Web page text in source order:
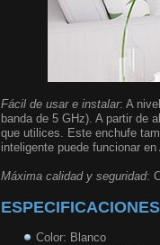
Fácil de usar e instalar: A
banda de 5 GHz). A partir de
que utilices. Este enchufe
inteligente puede funcionar en
Máxima calidad y seguridad:
Color: Blanco